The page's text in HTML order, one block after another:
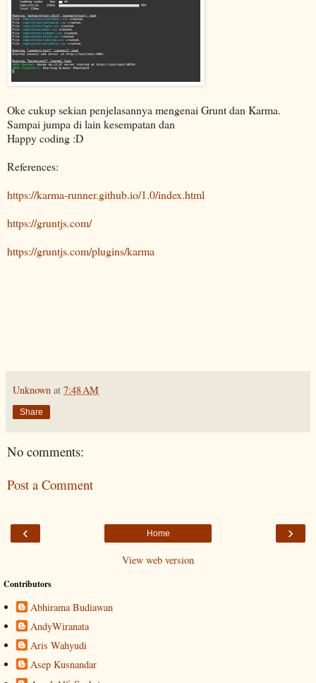
Oke cukup sekian penjelasannya mengenai Grunt dan Karma.
Sampai jumpa di lain kesempatan dan
Happy coding :D
References:
https://karma-runner.github.io/1.0/index.html
https://gruntjs.com/
https://gruntjs.com/plugins/karma
Unknown at 7:48 AM
Share
No comments:
Post a Comment
‹ ›
Home
View web version
Contributors
Abhirama Budiawan
AndyWiranata
Aris Wahyudi
Asep Kusnandar